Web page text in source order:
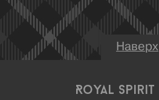
Наверх
Royal Spirit